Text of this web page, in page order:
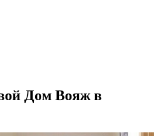
Дом Вояж в